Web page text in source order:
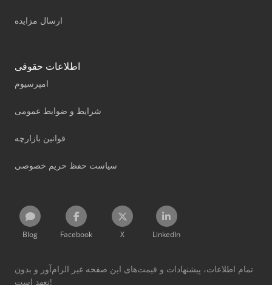
ارسال مزایده
اطلاعات حقوقی
امپرسیوم
شرایط و ضوابط عمومی
قوانین بازارچه
سیاست حفظ حریم خصوصی
Blog Facebook X LinkedIn
تمام اطلاعات، پیشنهادات و قیمت‌های این صفحه غیر الزام‌آور و بدون
تعهد است!